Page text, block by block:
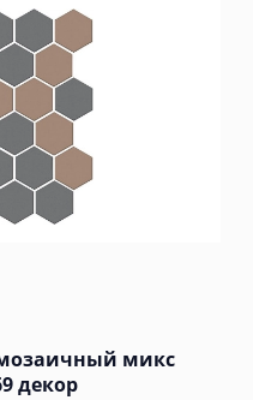
мозаичный микс
декор